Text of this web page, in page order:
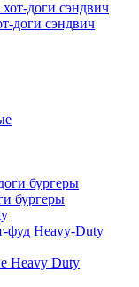
доги сэндвич
бургеры
фуд Heavy-Duty
Heavy Duty